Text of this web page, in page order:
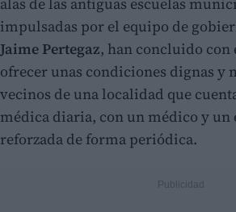
impulsadas por el equipo de
Jaime Pertegaz, han concluido con
ofrecer unas condiciones dignas y
vecinos de una localidad que
médica diaria, con un médico y un
reforzada de forma periódica.